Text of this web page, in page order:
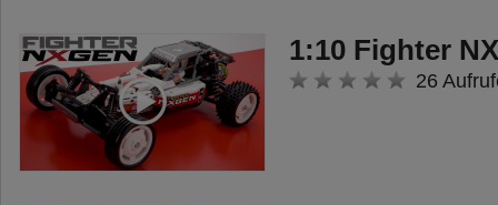
entwickeltem Look ein Kühlergrill
in der sogenannten Baggerzahn-
Optik verbaut, welcher die
Botschaft: "Durchbeißen und
1:10 Fighter
26